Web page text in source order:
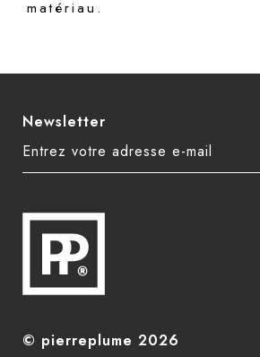
matériau.
Newsletter
© pierreplume 2026